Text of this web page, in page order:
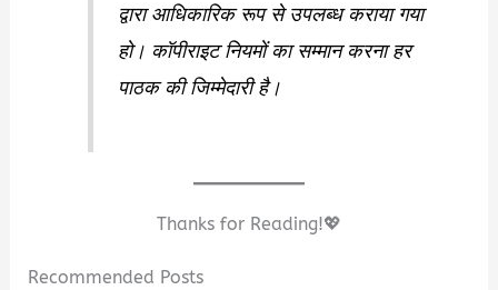
द्वारा आधिकारिक रूप से उपलब्ध कराया गया
हो। कॉपीराइट नियमों का सम्मान करना हर
पाठक की जिम्मेदारी है।
Thanks for Reading!💖
Recommended Posts